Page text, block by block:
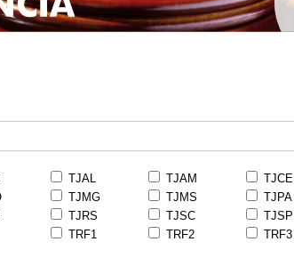
TJAL TJAM
TJCE
TJMG TJMS
TJPA
TJRS TJSC
TJSP
TRF1 TRF2
TRF3